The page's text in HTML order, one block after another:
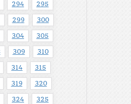
294 295
299 300
304 305
309 310
314 315
319 320
324 325